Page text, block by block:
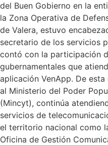
del Buen Gobierno en la
la Zona Operativa de
de Valera, estuvo
secretario de los servicios
contó con la participación
gubernamentales que
aplicación VenApp. De
al Ministerio del Poder
(Mincyt), continúa
servicios de
el territorio nacional como
Oficina de Gestión